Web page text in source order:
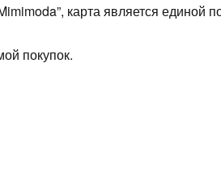
карта является единой
покупок.